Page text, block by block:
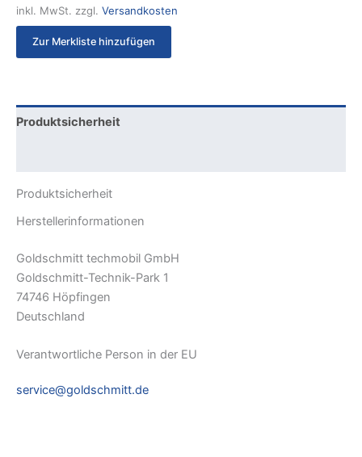
inkl. MwSt. zzgl. Versandkosten
Zur Merkliste hinzufügen
Produktsicherheit
Produktsicherheit
Herstellerinformationen
Goldschmitt techmobil GmbH
Goldschmitt-Technik-Park 1
74746 Höpfingen
Deutschland
Verantwortliche Person in der EU
service@goldschmitt.de